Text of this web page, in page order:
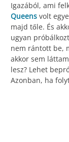
Igazából, ami
Queens volt
majd tőle. És
ugyan
nem rántott be,
akkor sem
lesz? Lehet
Azonban, ha